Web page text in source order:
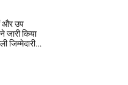
और उप
जारी किया
जिम्मेदारी…